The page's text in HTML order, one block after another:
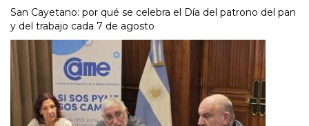
San Cayetano: por qué se celebra el Día del patrono del pan
y del trabajo cada 7 de agosto